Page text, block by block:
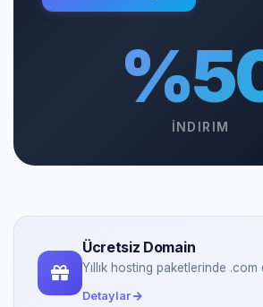
İNDIRIM
Ücretsiz Domain
Yıllık hosting paketlerinde
Detaylar